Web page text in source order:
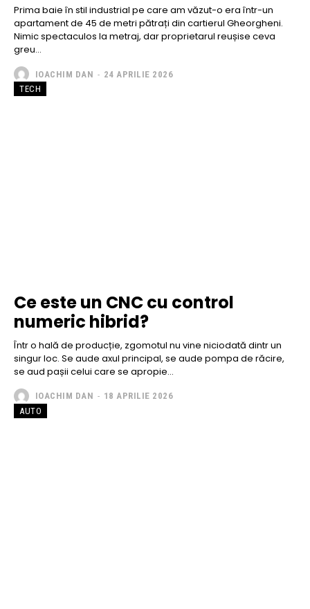
Prima baie în stil industrial pe care am văzut-o era într-un
apartament de 45 de metri pătrați din cartierul Gheorgheni.
Nimic spectaculos la metraj, dar proprietarul reușise ceva
greu...
IOACHIM DAN - 24 APRILIE 2026
TECH
Ce este un CNC cu control
numeric hibrid?
Într o hală de producție, zgomotul nu vine niciodată dintr un
singur loc. Se aude axul principal, se aude pompa de răcire,
se aud pașii celui care se apropie...
IOACHIM DAN - 18 APRILIE 2026
AUTO